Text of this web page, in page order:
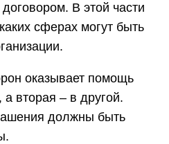
В этой части
сферах могут быть
оказывает помощь
вторая – в другой.
должны быть